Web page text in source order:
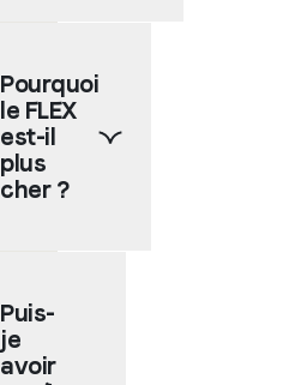
différences
sont
que
dans
le
le
pays
mais
Pourquoi
le FLEX
est-il
plus
cher ?
FLEX
a un
coût
Puis-
je
avoir